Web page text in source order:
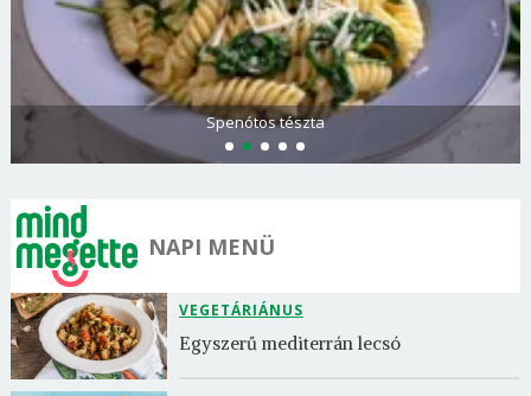
Spenótos tészta
NAPI MENÜ
VEGETÁRIÁNUS
Egyszerű mediterrán lecsó